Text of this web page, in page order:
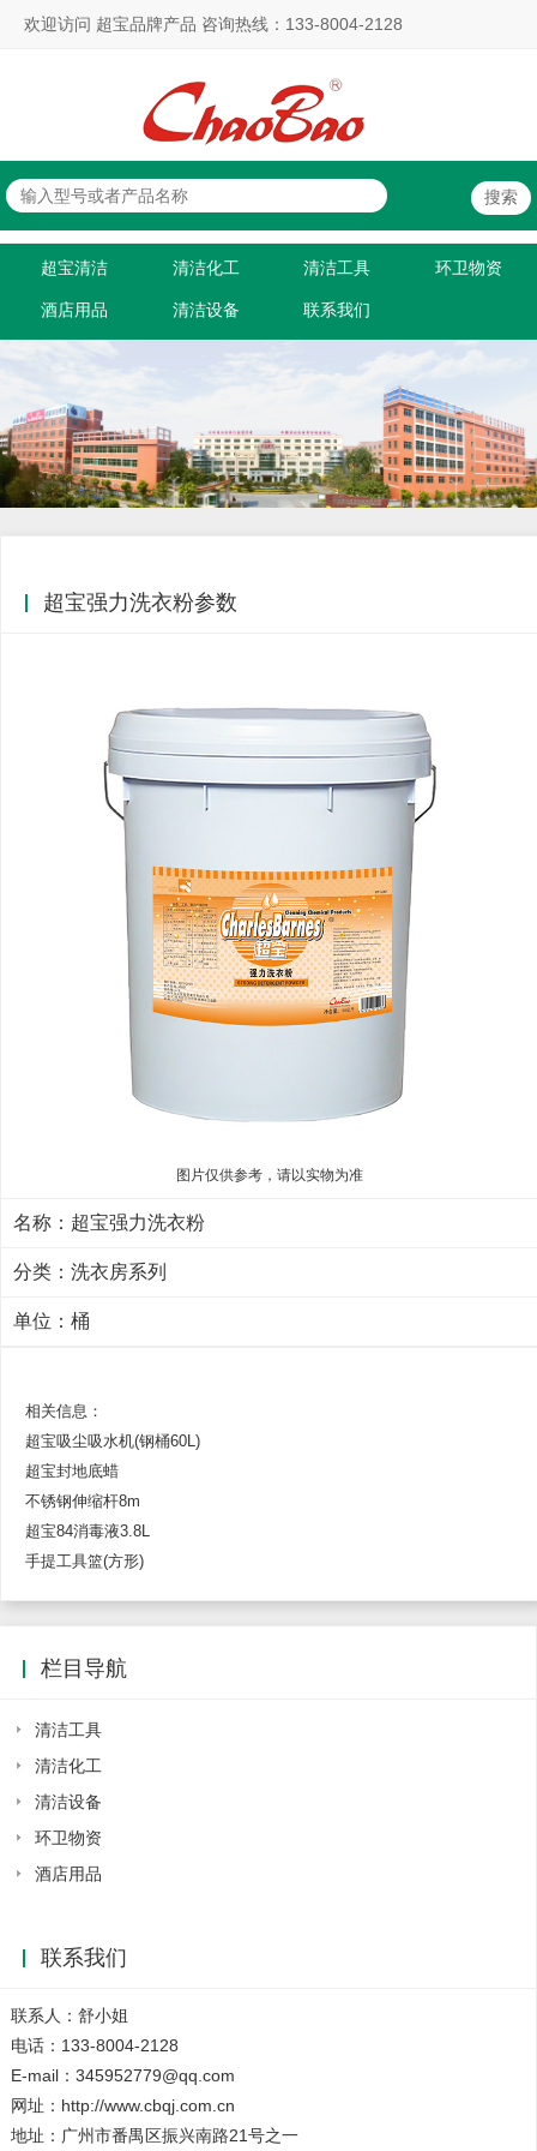
欢迎访问 超宝品牌产品 咨询热线：133-8004-2128
超宝清洁 清洁化工 清洁工具 环卫物资
酒店用品 清洁设备 联系我们
超宝强力洗衣粉参数
图片仅供参考，请以实物为准
名称：超宝强力洗衣粉
分类： 洗衣房系列
单位：桶
相关信息：
超宝吸尘吸水机(钢桶60L)
超宝封地底蜡
不锈钢伸缩杆8m
超宝84消毒液3.8L
手提工具篮(方形)
栏目导航
清洁工具
清洁化工
清洁设备
环卫物资
酒店用品
联系我们
联系人：舒小姐
电话：133-8004-2128
E-mail：345952779@qq.com
网址：http://www.cbqj.com.cn
地址：广州市番禺区振兴南路21号之一